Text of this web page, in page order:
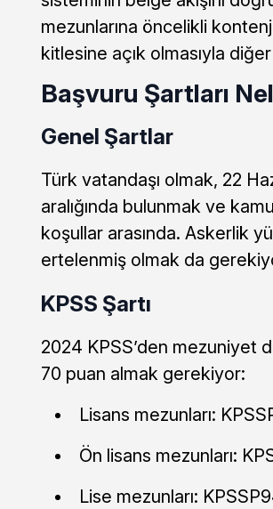
mezunlarına öncelikli
kitlesine açık olmasıyla diğer
Başvuru Şartları
Genel Şartlar
Türk vatandaşı olmak, 22
aralığında bulunmak ve
koşullar arasında. Askerlik
ertelenmiş olmak da
KPSS Şartı
2024 KPSS’den mezuniyet
70 puan almak gerekiyor:
Lisans mezunları:
Ön lisans mezunları:
Lise mezunları: